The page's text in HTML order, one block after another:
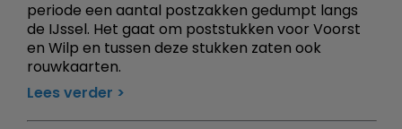
periode een aantal postzakken gedumpt langs
de IJssel. Het gaat om poststukken voor Voorst
en Wilp en tussen deze stukken zaten ook
rouwkaarten.
Lees verder